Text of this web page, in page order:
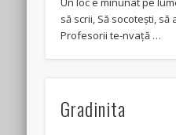
să scrii, Să socotești, să
Profesorii te-nvață …
Gradinita